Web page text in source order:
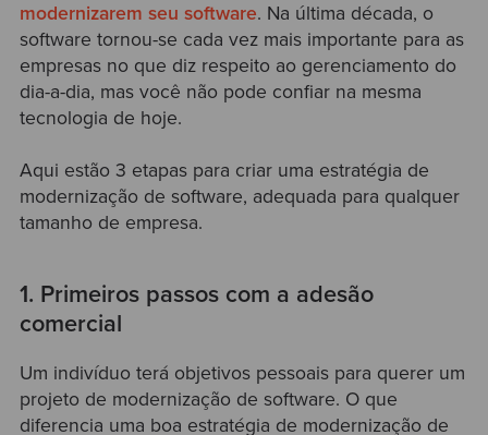
modernizarem seu software. Na última década, o
software tornou-se cada vez mais importante para as
empresas no que diz respeito ao gerenciamento do
dia-a-dia, mas você não pode confiar na mesma
tecnologia de hoje.
Aqui estão 3 etapas para criar uma estratégia de
modernização de software, adequada para qualquer
tamanho de empresa.
1. Primeiros passos com a adesão
comercial
Um indivíduo terá objetivos pessoais para querer um
projeto de modernização de software. O que
diferencia uma boa estratégia de modernização de